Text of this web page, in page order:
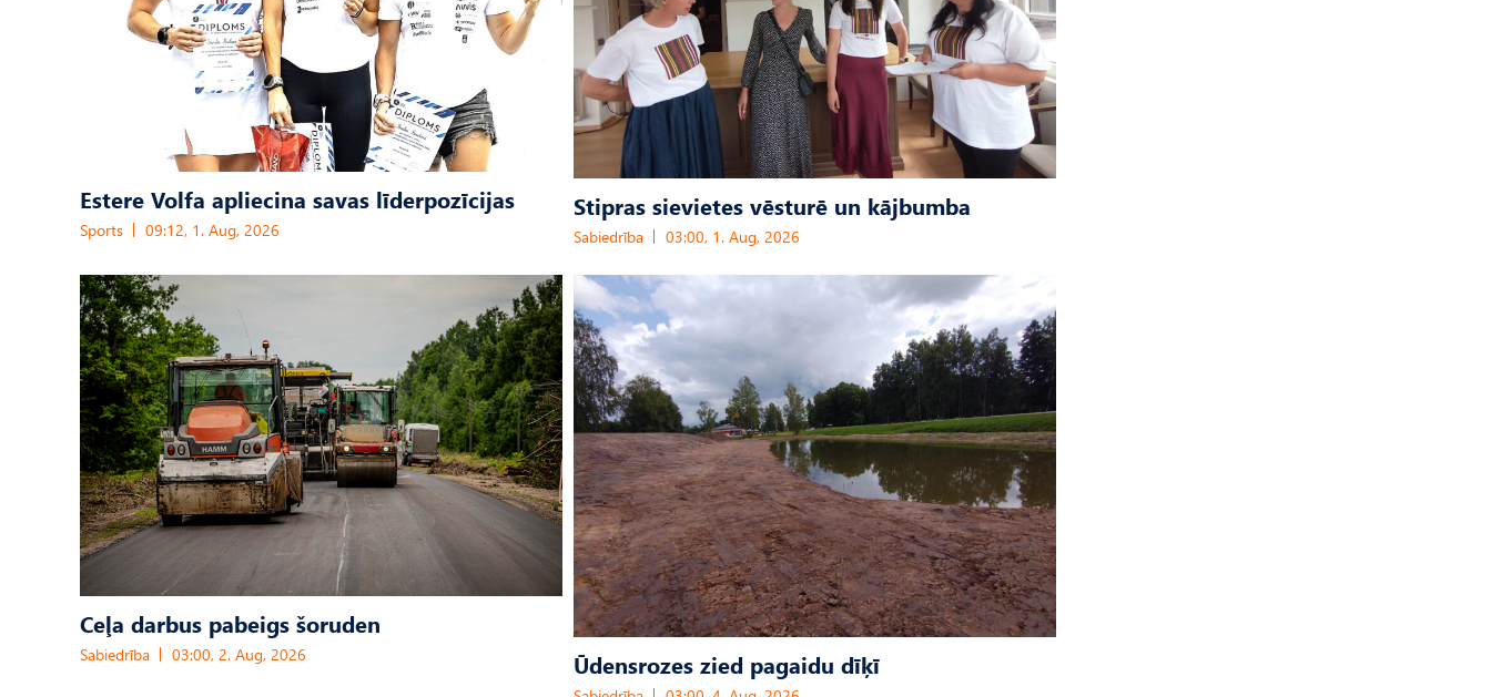
Estere Volfa apliecina savas līderpozīcijas
Sports 09:12, 1. Aug, 2026
Stipras sievietes vēsturē un kājbumba
Sabiedrība 03:00, 1. Aug, 2026
Ceļa darbus pabeigs šoruden
Sabiedrība 03:00, 2. Aug, 2026 Ūdensrozes zied pagaidu dīķī